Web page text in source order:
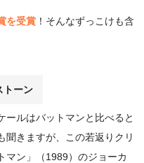
を受賞 ！そんなずっこけも含
ーン
ールはバットマンと比べると
聞きますが、この若返りクリ
マン」（1989）のジョーカ